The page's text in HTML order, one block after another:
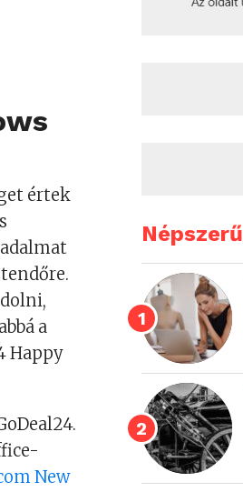
értek
a
Happy
New
Népszerű